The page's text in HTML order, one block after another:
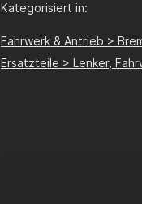
Kategorisiert in:
Fahrwerk & Antrieb >
Ersatzteile > Lenker,